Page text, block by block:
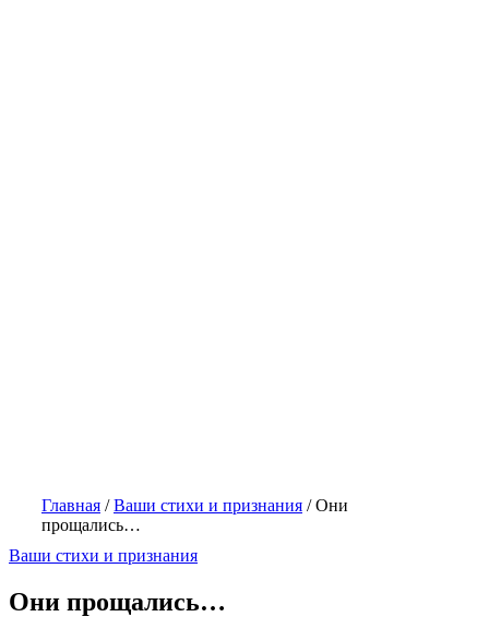
Главная /Ваши стихи и признания /Они
прощались…
Ваши стихи и признания
Они прощались…